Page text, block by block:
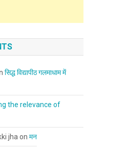
सिद्ध विद्यापीठ गलमाधाम में
the relevance of
jha onमन